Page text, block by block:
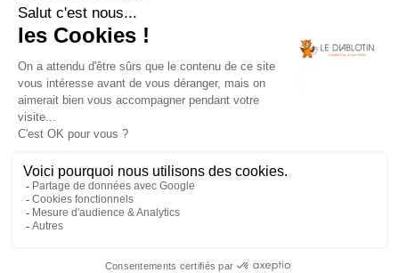
Accueil – ramonage, entretien poêle à granulés
Pro
Contact Station-technique multimarques
secteur du bois de chauffage
FRANCE BOUGIE GRANULÉ